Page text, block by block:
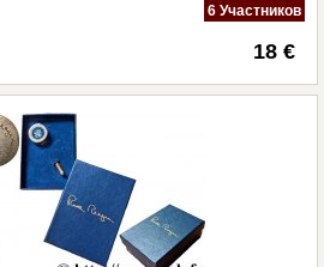
6 Участников
18 €